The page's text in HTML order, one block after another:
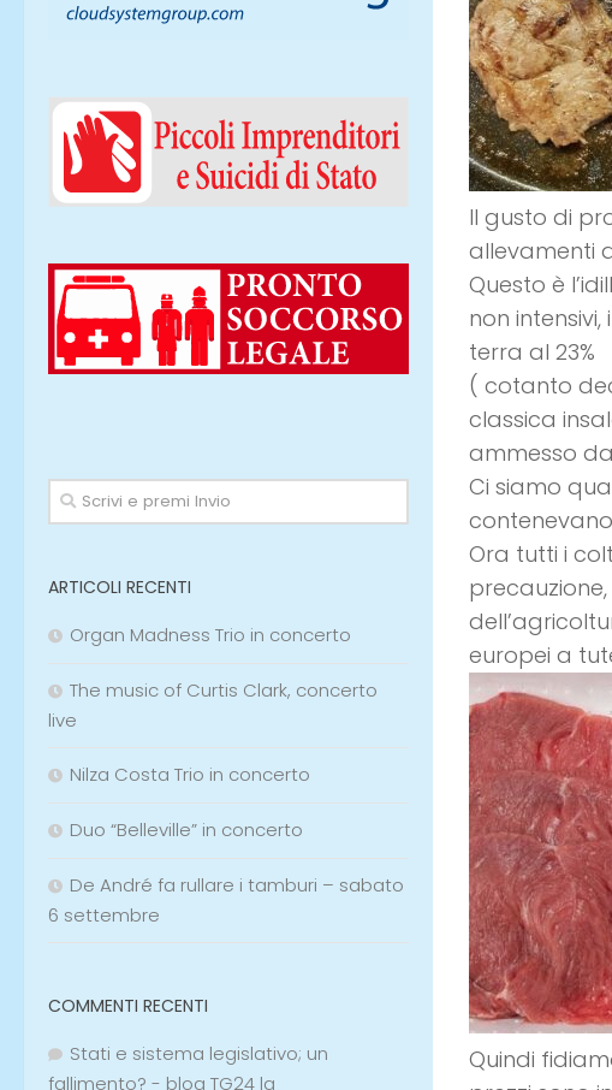
Il gusto di
allevamenti
Questo è
non
terra al 23%
( cotanto
classica
ammesso
Ci siamo
Ora tutti i
europei a
Quindi
ARTICOLI RECENTI
Organ Madness Trio in concerto
The music of Curtis Clark, concerto
live
Nilza Costa Trio in concerto
Duo “Belleville” in concerto
De André fa rullare i tamburi – sabato
6 settembre
COMMENTI RECENTI
Stati e sistema legislativo; un
fallimento? - blog TG24 la